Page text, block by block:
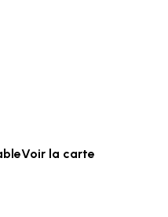
Voir la carte